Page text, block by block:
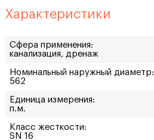
Характеристики
Сфера применения:
канализация, дренаж
Номинальный наружный диаметр:
562
Единица измерения:
п.м.
Класс жесткости:
SN 16